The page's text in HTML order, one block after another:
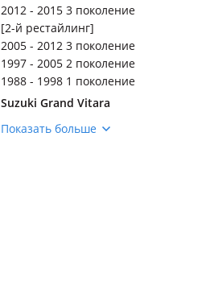
2012 - 2015 3 поколение
[2-й рестайлинг]
2005 - 2012 3 поколение
1997 - 2005 2 поколение
1988 - 1998 1 поколение
Suzuki Grand Vitara
2012 - 2015 2 поколение
Показать больше